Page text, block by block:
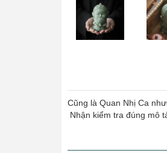
Cũng là Quan Nhị Ca
Nhận kiểm tra đúng mô